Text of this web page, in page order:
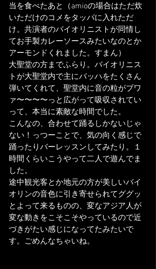
当を食べたあと（amioの場合はただ炊
いただけのコメをタッパに入れただ
け。共演者のバイオリニストが同情し
てお手製カレーソースみたいなのとか
アーモンドくれました。すまん）
大聖堂の方までふらり。バイオリニス
トが大聖堂内で主にバッハをたくさん
弾いてくれて、聖堂内に音の粒がブワ
ァ〜〜〜〜っと広がって吸収されてい
って、本当に素敵な時間でした。
こんなの、合わせて踊るしかないじゃ
ない！っつーことで、気の向く感じで
踊ったりバーレッスンしてみたり。１
時間くらいこうやって二人で遊んでま
した。
途中観光客とか地元の方が美しいバイ
オリンの音色に引き寄せられてググッ
とよって来るものの、変なアジア人が
変な動きをこそこそやっているので近
づきがたい感じになってたみたいで
す。ごめんなちゃいね。